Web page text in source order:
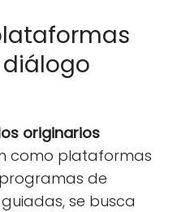
originarios
como plataformas
de
se busca